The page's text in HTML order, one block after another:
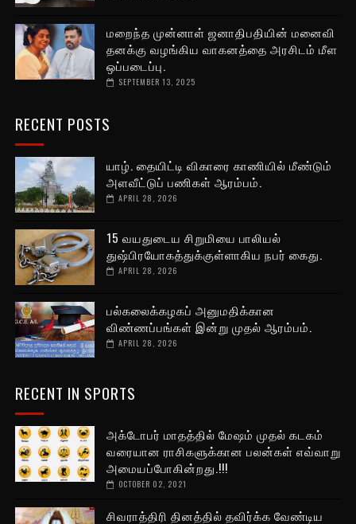
மறைந்த முன்னாள் ஜனாதிபதியின் மனைவி
தனக்கு வழங்கிய வாகனத்தை அரசிடம் மீள
ஒப்படைப்பு.
SEPTEMBER 13, 2025
RECENT POSTS
யாழ். தையிட்டி விகாரை காணியில் மீண்டும்
அளவீட்டுப் பணிகள் ஆரம்பம்.
APRIL 28, 2026
15 வயதுடைய சிறுமியை பாலியல்
துஷ்பிரயோகத்துக்குள்ளாகிய நபர் கைது.
APRIL 28, 2026
பல்கலைக்கழகப் அனுமதிக்கான
விண்ணப்பங்கள் இன்று முதல் ஆரம்பம்.
APRIL 28, 2026
RECENT IN SPORTS
அக்டோபர் மாதத்தில் மேஷம் முதல் கடகம்
வரையான ராசிகளுக்கான பலன்கள் எவ்வாறு
அமையப்போகின்றது.!!!
OCTOBER 02, 2021
சிவராத்திரி தினத்தில் தவிர்க்க வேண்டிய